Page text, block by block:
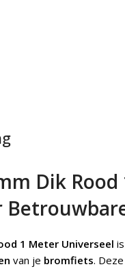
Dik
1 Meter Universeel
van je bromfiets. Deze